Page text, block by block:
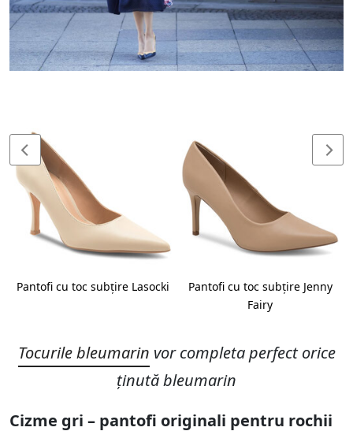
Pantofi cu toc subțire Lasocki
Pantofi cu toc subțire Jenny
Fairy
Tocurile bleumarin vor completa perfect orice
ținută bleumarin
Cizme gri – pantofi originali pentru rochii